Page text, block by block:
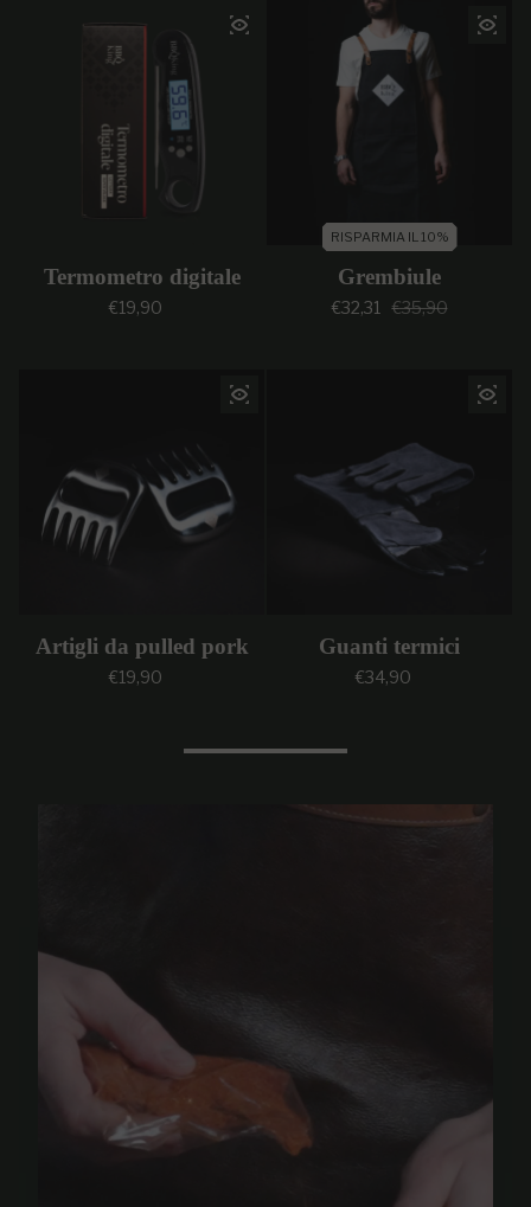
Termometro digitale
Prezzo regolare
€19,90
RISPARMIA IL 10%
Grembiule
Prezzo di
€32,31 Prezzo
€35,90
Artigli da pulled pork
Prezzo regolare
€19,90
Guanti termici
Prezzo regolare
€34,90